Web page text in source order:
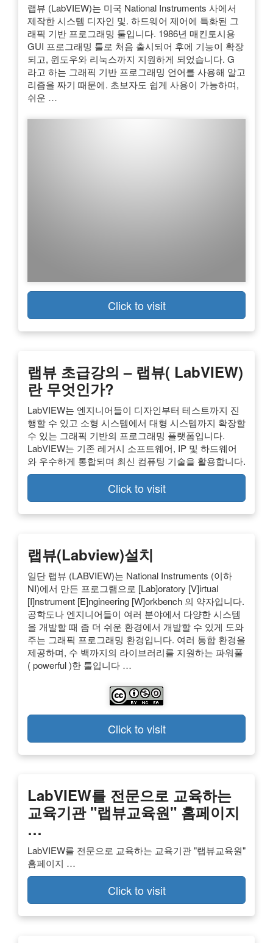
랩뷰 (LabVIEW)는 미국 National Instruments 사에서
제작한 시스템 디자인 및. 하드웨어 제어에 특화된 그
래픽 기반 프로그래밍 툴입니다. 1986년 매킨토시용
GUI 프로그래밍 툴로 처음 출시되어 후에 기능이 확장
되고, 윈도우와 리눅스까지 지원하게 되었습니다. G
라고 하는 그래픽 기반 프로그래밍 언어를 사용해 알고
리즘을 짜기 때문에. 초보자도 쉽게 사용이 가능하며,
쉬운 …
Click to visit
랩뷰 초급강의 – 랩뷰( LabVIEW)
란 무엇인가?
LabVIEW는 엔지니어들이 디자인부터 테스트까지 진
행할 수 있고 소형 시스템에서 대형 시스템까지 확장할
수 있는 그래픽 기반의 프로그래밍 플랫폼입니다.
LabVIEW는 기존 레거시 소프트웨어, IP 및 하드웨어
와 우수하게 통합되며 최신 컴퓨팅 기술을 활용합니다.
Click to visit
랩뷰(Labview)설치
일단 랩뷰 (LABVIEW)는 National Instruments (이하
NI)에서 만든 프로그램으로 [Lab]oratory [V]irtual
[I]nstrument [E]ngineering [W]orkbench 의 약자입니다.
공학도나 엔지니어들이 여러 분야에서 다양한 시스템
을 개발할 때 좀 더 쉬운 환경에서 개발할 수 있게 도와
주는 그래픽 프로그래밍 환경입니다. 여러 통합 환경을
제공하며, 수 백까지의 라이브러리를 지원하는 파워풀
( powerful )한 툴입니다 …
Click to visit
LabVIEW를 전문으로 교육하는
교육기관 "랩뷰교육원" 홈페이지
…
LabVIEW를 전문으로 교육하는 교육기관 "랩뷰교육원"
홈페이지 …
Click to visit